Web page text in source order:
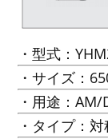
・型式：
・サイズ：
・用途：AM/
・タイプ：